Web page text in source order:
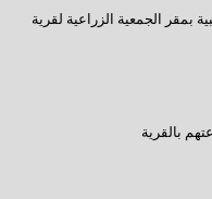
بمقر الجمعية الزراعية لقرية